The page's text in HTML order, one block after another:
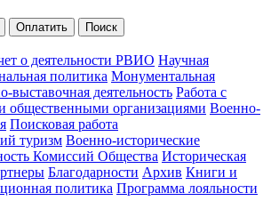
Оплатить Поиск
о деятельности РВИО Научная
политика Монументальная
выставочная деятельность Работа с
общественными организациями Военно-
Поисковая работа
туризм Военно-исторические
Комиссий Общества Историческая
Благодарности Архив Книги и
политика Программа лояльности